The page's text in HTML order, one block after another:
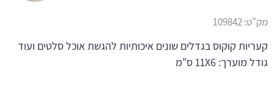
מק"ט:109842
קעריות קוקוס בגדלים שונים איכותיות להגשת אוכל סלטים ועוד
גודל מוערך: 11X6 ס”מ